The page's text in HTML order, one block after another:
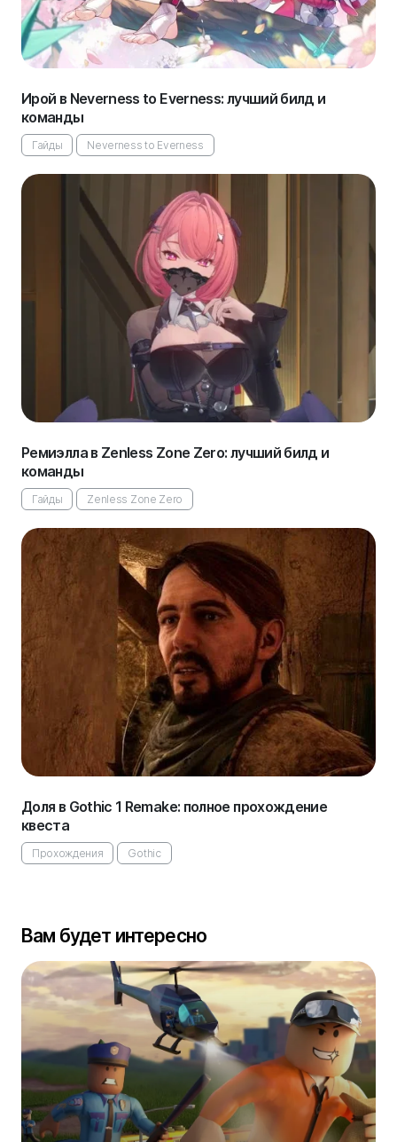
Ирой в Neverness to Everness: лучший билд и
команды
Гайды Neverness to Everness
Ремиэлла в Zenless Zone Zero: лучший билд и
команды
Гайды Zenless Zone Zero
Доля в Gothic 1 Remake: полное прохождение
квеста
Прохождения Gothic
Вам будет интересно